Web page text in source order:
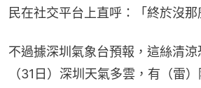
民在社交平台上直呼：「終於沒那
不過據深圳氣象台預報，這絲清涼
（31日）深圳天氣多雲，有（雷